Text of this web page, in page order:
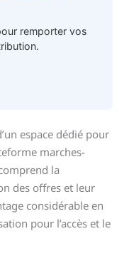
remporter vos
espace dédié pour
marches-
la
des offres et leur
considérable en
pour l’accès et le